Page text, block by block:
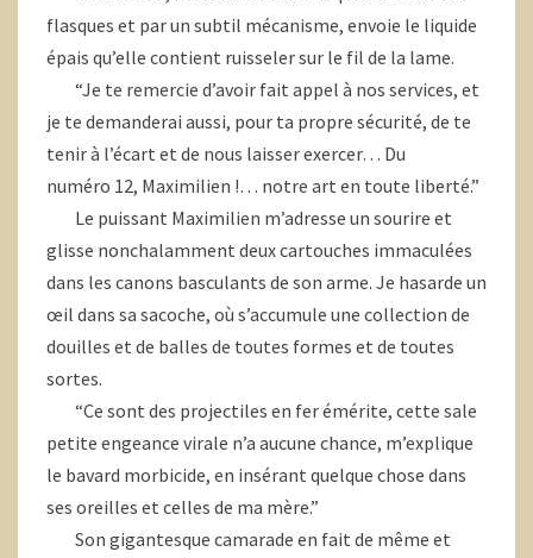
flasques et par un subtil mécanisme, envoie le liquide
épais qu’elle contient ruisseler sur le fil de la lame.
“Je te remercie d’avoir fait appel à nos services, et
je te demanderai aussi, pour ta propre sécurité, de te
tenir à l’écart et de nous laisser exercer… Du
numéro 12, Maximilien !… notre art en toute liberté.”
Le puissant Maximilien m’adresse un sourire et
glisse nonchalamment deux cartouches immaculées
dans les canons basculants de son arme. Je hasarde un
œil dans sa sacoche, où s’accumule une collection de
douilles et de balles de toutes formes et de toutes
sortes.
“Ce sont des projectiles en fer émérite, cette sale
petite engeance virale n’a aucune chance, m’explique
le bavard morbicide, en insérant quelque chose dans
ses oreilles et celles de ma mère.”
Son gigantesque camarade en fait de même et